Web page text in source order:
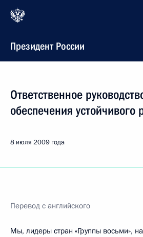
Президент России
Ответственное
обеспечения устойчивого
8 июля 2009 года
Перевод с английского
Мы, лидеры стран «Группы восьми»,